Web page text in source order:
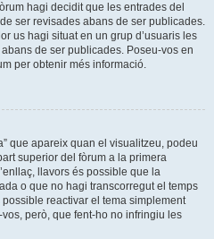
hagi decidit que les entrades del
ser revisades abans de ser publicades.
us hagi situat en un grup d’usuaris les
de ser publicades. Poseu-vos en
per obtenir més informació.
que apareix quan el visualitzeu, podeu
superior del fòrum a la primera
llavors és possible que la
o que no hagi transcorregut el temps
reactivar el tema simplement
però, que fent-ho no infringiu les